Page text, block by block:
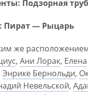
Подзорная
Пират — Рыцарь
же
, Ани Лорак, Елена
Энрике Бернольди,
Невельской,